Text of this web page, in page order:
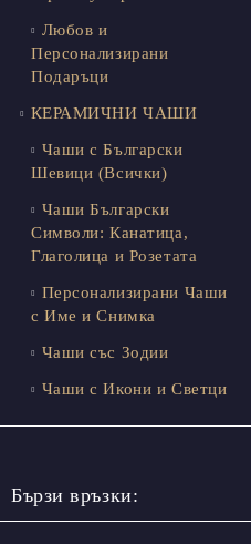
Любов и
Персонализирани
Подаръци
КЕРАМИЧНИ ЧАШИ
Чаши с Български
Шевици (Всички)
Чаши Български
Символи: Канатица,
Глаголица и Розетата
Персонализирани Чаши
с Име и Снимка
Чаши със Зодии
Чаши с Икони и Светци
Бързи връзки: